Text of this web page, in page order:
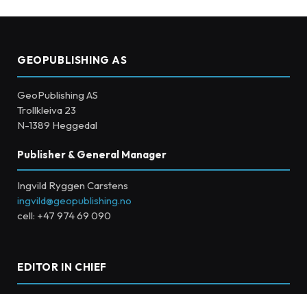
GEOPUBLISHING AS
GeoPublishing AS
Trollkleiva 23
N-1389 Heggedal
Publisher & General Manager
Ingvild Ryggen Carstens
ingvild@geopublishing.no
cell: +47 974 69 090
EDITOR IN CHIEF